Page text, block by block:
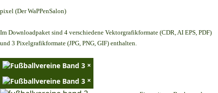
pixel (Der WaPPenSalon)
Im Downloadpaket sind 4 verschiedene Vektorgrafikformate (CDR, AI EPS, PDF)
und 3 Pixelgrafikformate (JPG, PNG, GIF) enthalten.
×
×